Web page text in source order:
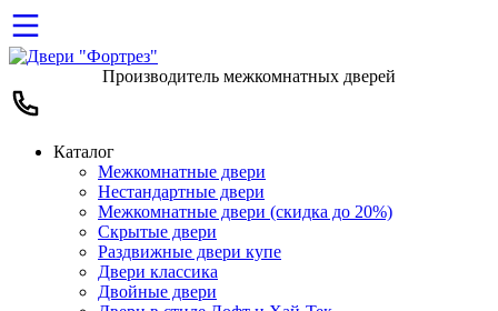
Производитель межкомнатных дверей
Каталог
Межкомнатные двери
Нестандартные двери
Межкомнатные двери (скидка до 20%)
Скрытые двери
Раздвижные двери купе
Двери классика
Двойные двери